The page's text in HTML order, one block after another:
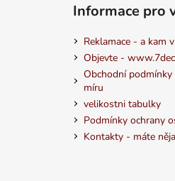
Informace pro
Reklamace - a kam
Objevte -
Obchodní podmínky
míru
velikostni tabulky
Podmínky ochrany
Kontakty - máte